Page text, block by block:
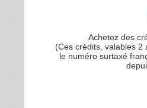
Achetez des
(Ces crédits, valables 2
le numéro surtaxé